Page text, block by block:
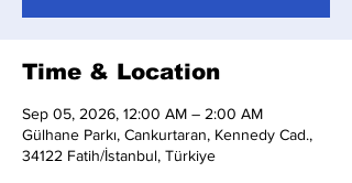
Time & Location
Sep 05, 2026, 12:00 AM – 2:00 AM
Gülhane Parkı, Cankurtaran, Kennedy Cad.,
34122 Fatih/İstanbul, Türkiye